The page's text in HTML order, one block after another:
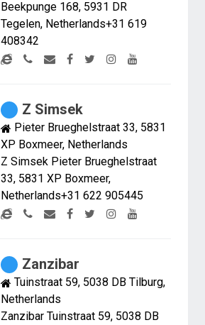
Beekpunge 168, 5931 DR
Tegelen, Netherlands+31 619
408342
Z Simsek
Pieter Brueghelstraat 33, 5831
XP Boxmeer, Netherlands
Z Simsek Pieter Brueghelstraat
33, 5831 XP Boxmeer,
Netherlands+31 622 905445
Zanzibar
Tuinstraat 59, 5038 DB Tilburg,
Netherlands
Zanzibar Tuinstraat 59, 5038 DB